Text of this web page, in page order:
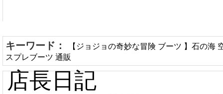
キーワード：
【ジョジョの奇妙な冒険 ブーツ 】石の
スプレブーツ 通販
店長日記